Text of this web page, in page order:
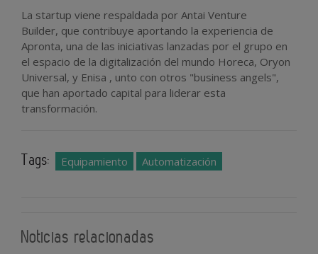
La startup viene respaldada por Antai Venture
Builder, que contribuye aportando la experiencia de
Apronta, una de las iniciativas lanzadas por el grupo en
el espacio de la digitalización del mundo Horeca, Oryon
Universal, y Enisa , unto con otros "business angels",
que han aportado capital para liderar esta
transformación.
Tags: Equipamiento Automatización
Noticias relacionadas